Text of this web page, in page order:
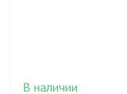
В наличии